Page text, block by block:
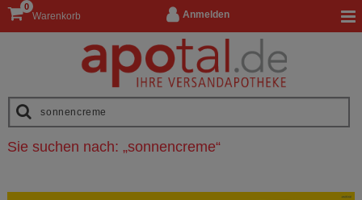
Anmelden
Warenkorb
0
Sie suchen nach: „sonnencreme“